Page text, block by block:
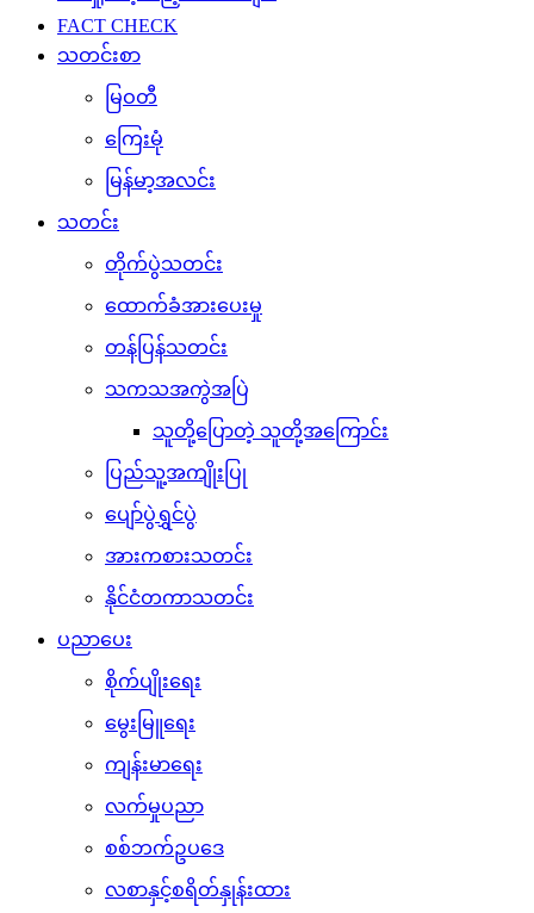
FACT CHECK
သတင်းစာ
မြဝတီ
ကြေးမုံ
မြန်မာ့အလင်း
သတင်း
တိုက်ပွဲသတင်း
ထောက်ခံအားပေးမှု
တန်ပြန်သတင်း
သကသအကွဲအပြဲ
သူတို့ပြောတဲ့ သူတို့အကြောင်း
ပြည်သူ့အကျိုးပြု
ပျော်ပွဲရွှင်ပွဲ
အားကစားသတင်း
နိုင်ငံတကာသတင်း
ပညာပေး
စိုက်ပျိုးရေး
မွေးမြူရေး
ကျန်းမာရေး
လက်မှုပညာ
စစ်ဘက်ဥပဒေ
လစာနှင့်စရိတ်နှုန်းထား